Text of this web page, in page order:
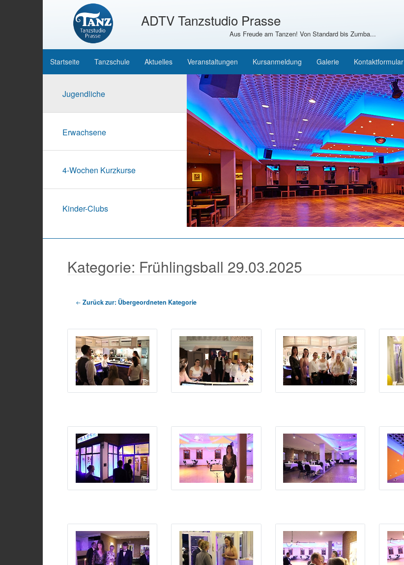
ADTV Tanzstudio Prasse
Aus Freude am Tanzen! Von Standard bis Zumba...
Startseite Tanzschule Aktuelles Veranstaltungen Kursanmeldung Galerie Kontaktformular
Jugendliche
Erwachsene
4-Wochen Kurzkurse
Kinder-Clubs
Kategorie: Frühlingsball 29.03.2025
Zurück zur: Übergeordneten Kategorie